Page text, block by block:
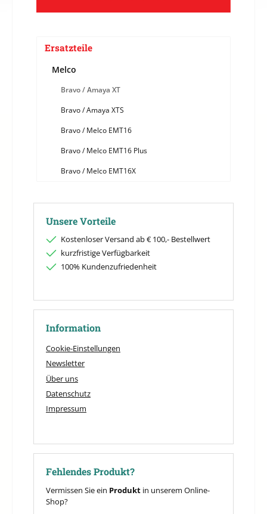
Ersatzteile
Melco
Bravo / Amaya XT
Bravo / Amaya XTS
Bravo / Melco EMT16
Bravo / Melco EMT16 Plus
Bravo / Melco EMT16X
Unsere Vorteile
Kostenloser Versand ab € 100,- Bestellwert
kurzfristige Verfügbarkeit
100% Kundenzufriedenheit
Information
Cookie-Einstellungen
Newsletter
Über uns
Datenschutz
Impressum
Fehlendes Produkt?
Vermissen Sie ein Produkt in unserem Online-
Shop?